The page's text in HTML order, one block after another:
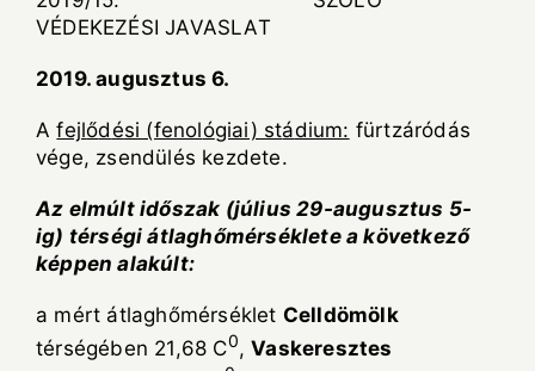
VÉDEKEZÉSI JAVASLAT
2019. augusztus 6.
Afejlődési (fenológiai) stádium: fürtzáródás
vége, zsendülés kezdete.
Az elmúlt időszak (július 29-augusztus 5-
ig) térségiátlaghőmérséklete a következő
képpen alakúlt:
a mért átlaghőmérséklet Celldömölk
térségében 21,68 C0,Vaskeresztes